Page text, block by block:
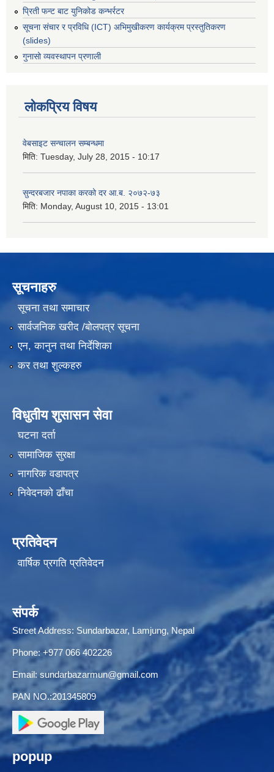
प्रिती फन्ट बाट युनिकोड कन्भर्रटर
सूचना संचार र प्रविधि (ICT) अभिमुखीकरण कार्यक्रम प्रस्तुतिकरण
(slides)
गुनासो व्यवस्थापन प्रणाली
लोकप्रिय विषय
वेबसाइट सन्चालन सम्बन्धमा
मिति: Tuesday, July 28, 2015 - 10:17
सुन्दरबजार नपाका करको दर आ.ब. २०७२-७३
मिति: Monday, August 10, 2015 - 13:01
सूचनाहरु
सूचना तथा समाचार
सार्वजनिक खरीद /बोलपत्र सूचना
एन, कानुन तथा निर्देशिका
कर तथा शुल्कहरु
विधुतीय शुसासन सेवा
घटना दर्ता
सामाजिक सुरक्षा
नागरिक वडापत्र
निवेदनको ढाँचा
प्रतिवेदन
वार्षिक प्रगति प्रतिवेदन
संपर्क
Street Address: Sundarbazar, Lamjung, Nepal
Phone: +977 066 402226
Email: sundarbazarmun@gmail.com
PAN NO.:201345809
popup